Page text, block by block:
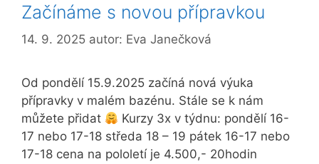
Začínáme s novou přípravkou
14. 9. 2025 autor: Eva Janečková
Od pondělí 15.9.2025 začíná nová výuka
přípravky v malém bazénu. Stále se k nám
můžete přidat
Kurzy 3x v týdnu: pondělí 16-
17 nebo 17-18 středa 18 – 19 pátek 16-17 nebo
17-18 cena na pololetí je 4.500,- 20hodin